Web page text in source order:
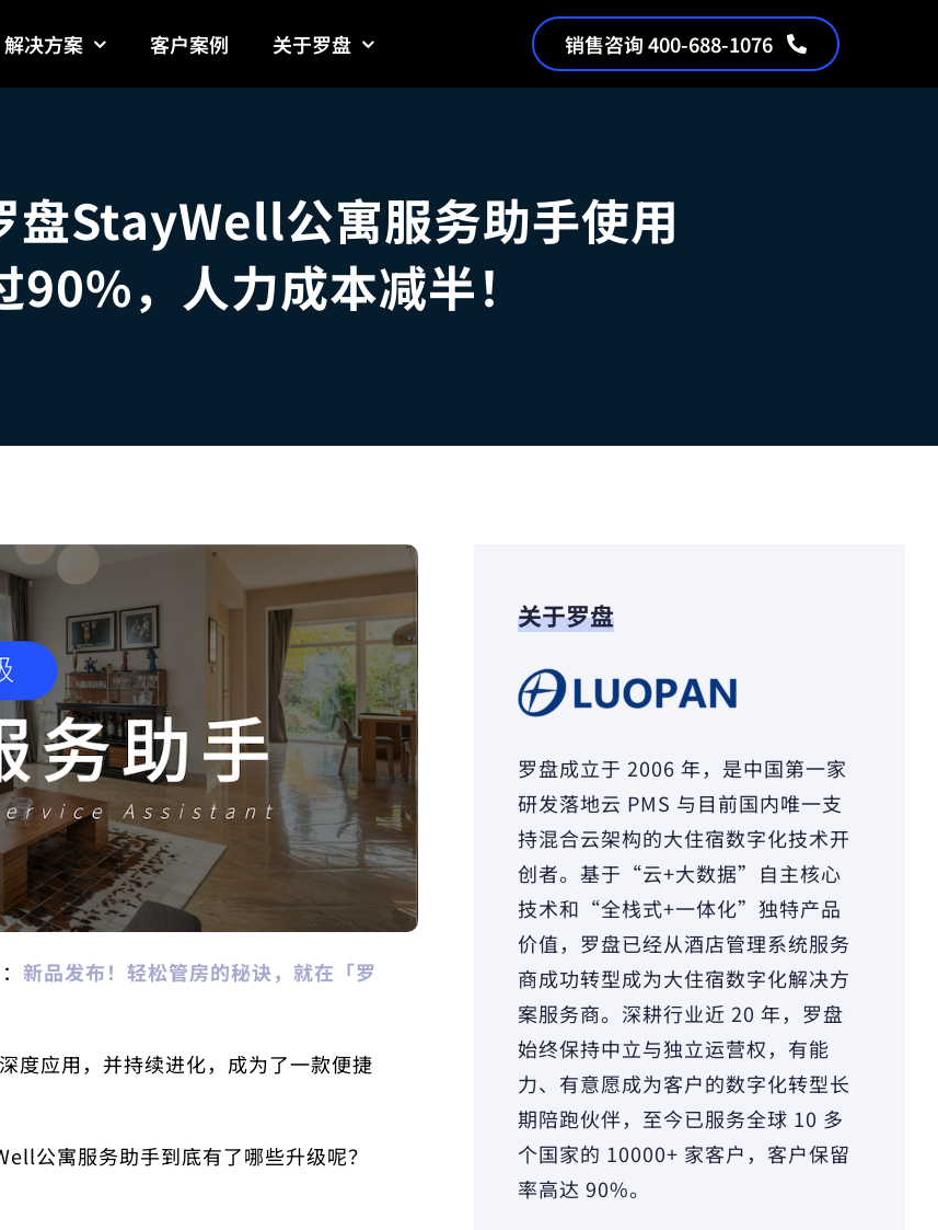
解决方案 客户案例 关于罗盘 销售咨询 400-688-1076
盘StayWell公寓服务助手使用
90%，人力成本减半！
新品发布！轻松管房的秘诀，就在「罗
度应用，并持续进化，成为了一款便捷
公寓服务助手到底有了哪些升级呢？
关于罗盘
罗盘成立于 2006 年，是中国第一家
研发落地云 PMS 与目前国内唯一支
持混合云架构的大住宿数字化技术开
创者。基于“云+大数据”自主核心
技术和“全栈式+一体化”独特产品
价值，罗盘已经从酒店管理系统服务
商成功转型成为大住宿数字化解决方
案服务商。深耕行业近 20 年，罗盘
始终保持中立与独立运营权，有能
力、有意愿成为客户的数字化转型长
期陪跑伙伴，至今已服务全球 10 多
个国家的 10000+ 家客户，客户保留
率高达 90%。